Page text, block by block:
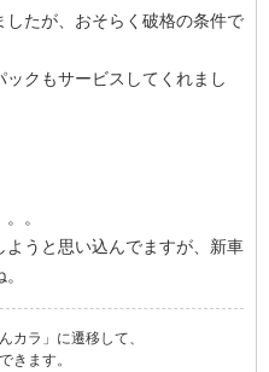
たが、おそらく破格の条件で
クもサービスしてくれまし
。
うと思い込んでますが、新車
カラ」に遷移して、
きます。